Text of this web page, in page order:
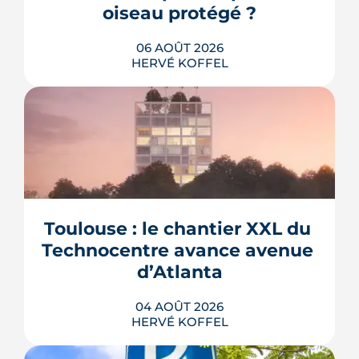
oiseau protégé ?
06 AOÛT 2026
HERVÉ KOFFEL
La troisième et dernière phase de
l'écoquartier Andromède doit livrer
près de 1 700 logements à partir de
protégé, la cisticole des joncs, contraint
fortement le plan d'aménagement et
repousse un calendrier déjà tendu.
LIRE L'ARTICLE
Toulouse : le chantier XXL du
Technocentre avance avenue
d’Atlanta
04 AOÛT 2026
HERVÉ KOFFEL